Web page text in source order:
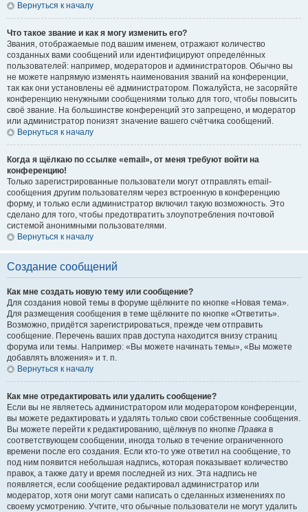
Вернуться к началу
Что такое звание и как я могу изменить его?
Звания, отображаемые под вашим именем, отражают количество
созданных вами сообщений или идентифицируют определённых
пользователей: например, модераторов и администраторов. Обычно вы
не можете напрямую изменять наименования званий на конференции,
так как они установлены её администратором. Пожалуйста, не засоряйте
конференцию ненужными сообщениями только для того, чтобы повысить
своё звание. На большинстве конференций это запрещено, и модератор
или администратор понизят значение вашего счётчика сообщений.
Вернуться к началу
Когда я щёлкаю по ссылке «email», от меня требуют войти на
конференцию!
Только зарегистрированные пользователи могут отправлять email-
сообщения другим пользователям через встроенную в конференцию
форму, и только если администратор включил такую возможность. Это
сделано для того, чтобы предотвратить злоупотребления почтовой
системой анонимными пользователями.
Вернуться к началу
Создание сообщений
Как мне создать новую тему или сообщение?
Для создания новой темы в форуме щёлкните по кнопке «Новая тема».
Для размещения сообщения в теме щёлкните по кнопке «Ответить».
Возможно, придётся зарегистрироваться, прежде чем отправить
сообщение. Перечень ваших прав доступа находится внизу страниц
форума или темы. Например: «Вы можете начинать темы», «Вы можете
добавлять вложения» и т. п.
Вернуться к началу
Как мне отредактировать или удалить сообщение?
Если вы не являетесь администратором или модератором конференции,
вы можете редактировать и удалять только свои собственные сообщения.
Вы можете перейти к редактированию, щёлкнув по кнопке Правка в
соответствующем сообщении, иногда только в течение ограниченного
времени после его создания. Если кто-то уже ответил на сообщение, то
под ним появится небольшая надпись, которая показывает количество
правок, а также дату и время последней из них. Эта надпись не
появляется, если сообщение редактировал администратор или
модератор, хотя они могут сами написать о сделанных изменениях по
своему усмотрению. Учтите, что обычные пользователи не могут удалить